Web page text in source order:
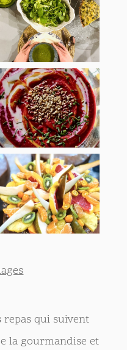
repas qui suivent
la gourmandise et